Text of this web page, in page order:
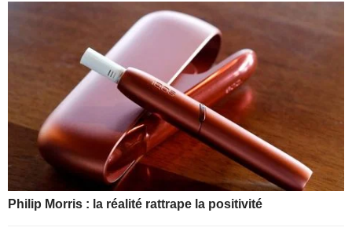
Philip Morris : la réalité rattrape la positivité